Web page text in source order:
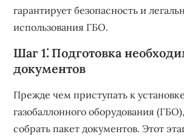
гарантирует безопасность и
использования ГБО.
Шаг 1⁚ Подготовка
документов
Прежде чем приступать к установке
газобаллонного оборудования
собрать пакет документов. Этот